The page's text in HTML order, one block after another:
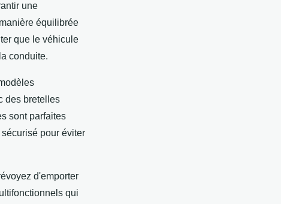
une
équilibrée
que le véhicule
conduite.
des bretelles
sont parfaites
pour éviter
d'emporter
qui